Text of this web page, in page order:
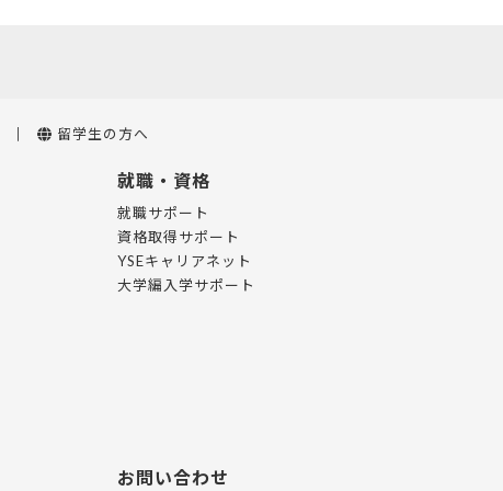
留学生の方へ
就職・資格
就職サポート
資格取得サポート
YSEキャリアネット
大学編入学サポート
お問い合わせ